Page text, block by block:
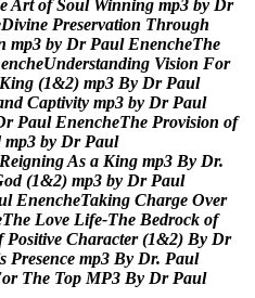
eArt of Soul Winning mp3 by Dr
Divine Preservation Through
mp3 by Dr Paul EnencheThe
encheUnderstanding Vision For
King (1&2) mp3 By Dr Paul
nd Captivity mp3 by Dr Paul
r Paul EnencheThe Provision of
mp3 by Dr Paul
ReigningAs a King mp3 By Dr.
od (1&2) mp3 by Dr Paul
l EnencheTaking Charge Over
The Love Life-The Bedrock of
Positive Character (1&2) By Dr
s Presence mp3 By Dr. Paul
or The Top MP3 By Dr Paul